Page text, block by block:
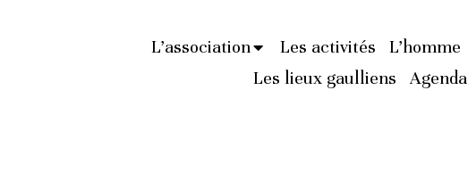
L’association Les activités
L’homme
Les lieux gaulliens
Agenda